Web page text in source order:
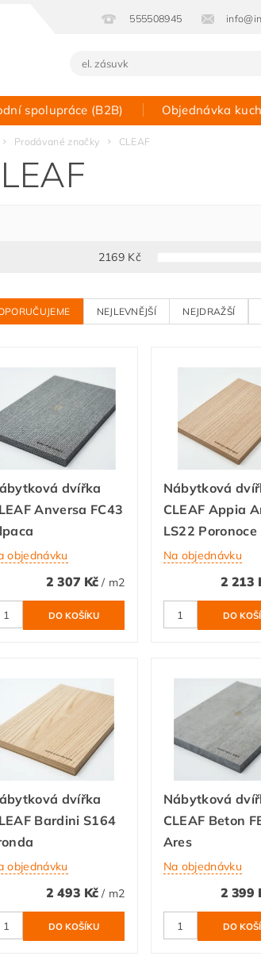
555508945
spolupráce (B2B) Objednávka
Kontakt
Prodávané značky CLEAF
2169 Kč
NEJLEVNĚJŠÍ NEJDRAŽŠÍ
dvířka
Anversa FC43
objednávku
2 307 Kč/ m2
Nábytková
CLEAF Appia
LS22 Poronoce
Na objednávku
2 213
dvířka
Bardini S164
objednávku
2 493 Kč/ m2
Nábytková
CLEAF Beton
Ares
Na objednávku
2 399